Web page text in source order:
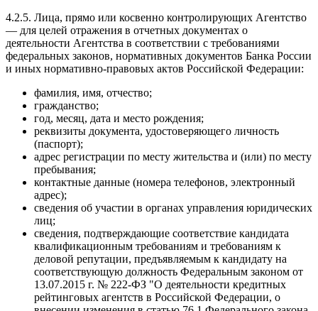
4.2.5. Лица, прямо или косвенно контролирующих Агентство
— для целей отражения в отчетных документах о
деятельности Агентства в соответствии с требованиями
федеральных законов, нормативных документов Банка России
и иных нормативно-правовых актов Российской Федерации:
фамилия, имя, отчество;
гражданство;
год, месяц, дата и место рождения;
реквизиты документа, удостоверяющего личность
(паспорт);
адрес регистрации по месту жительства и (или) по месту
пребывания;
контактные данные (номера телефонов, электронный
адрес);
сведения об участии в органах управления юридических
лиц;
сведения, подтверждающие соответствие кандидата
квалификационным требованиям и требованиям к
деловой репутации, предъявляемым к кандидату на
соответствующую должность Федеральным законом от
13.07.2015 г. № 222-ФЗ "О деятельности кредитных
рейтинговых агентств в Российской Федерации, о